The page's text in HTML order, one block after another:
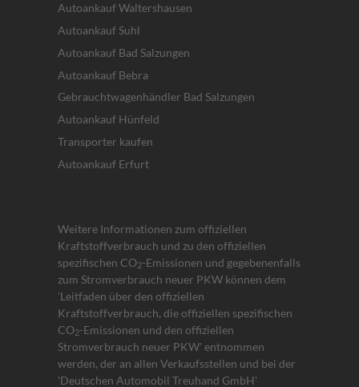
Autoankauf Waltershausen
Autoankauf Suhl
Autoankauf Bad Salzungen
Autoankauf Bebra
Gebrauchtwagenhändler Bad Salzungen
Autoankauf Hünfeld
Transporter kaufen
Autoankauf Erfurt
Weitere Informationen zum offiziellen
Kraftstoffverbrauch und zu den offiziellen
spezifischen CO2-Emissionen und gegebenenfalls
zum Stromverbrauch neuer PKW können dem
'Leitfaden über den offiziellen
Kraftstoffverbrauch, die offiziellen spezifischen
CO2-Emissionen und den offiziellen
Stromverbrauch neuer PKW' entnommen
werden, der an allen Verkaufsstellen und bei der
'Deutschen Automobil Treuhand GmbH'